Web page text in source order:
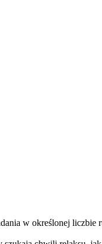
w określonej liczbie